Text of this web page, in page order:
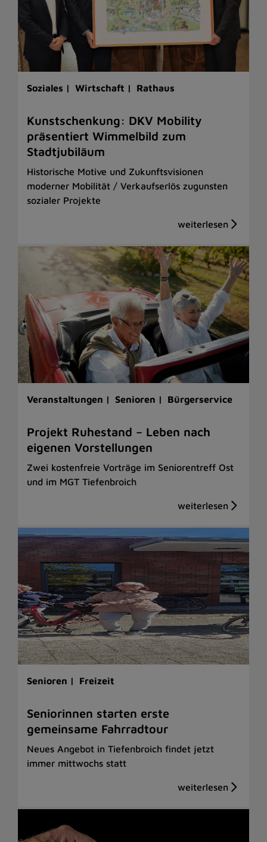
Soziales | Wirtschaft | Rathaus
Kunstschenkung: DKV Mobility
präsentiert Wimmelbild zum
Stadtjubiläum
Historische Motive und Zukunftsvisionen
moderner Mobilität / Verkaufserlös zugunsten
sozialer Projekte
Veranstaltungen | Senioren | Bürgerservice
Projekt Ruhestand – Leben nach
eigenen Vorstellungen
Zwei kostenfreie Vorträge im Seniorentreff Ost
und im MGT Tiefenbroich
Senioren | Freizeit
Seniorinnen starten erste
gemeinsame Fahrradtour
Neues Angebot in Tiefenbroich findet jetzt
immer mittwochs statt